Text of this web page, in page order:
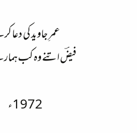
عمرِ جاوید کی دعا
فیضؔ اتنے وہ کب
1972ء